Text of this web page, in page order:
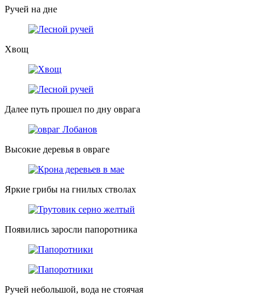
Ручей на дне
Хвощ
Далее путь прошел по дну оврага
Высокие деревья в овраге
Яркие грибы на гнилых стволах
Появились заросли папоротника
Ручей небольшой, вода не стоячая